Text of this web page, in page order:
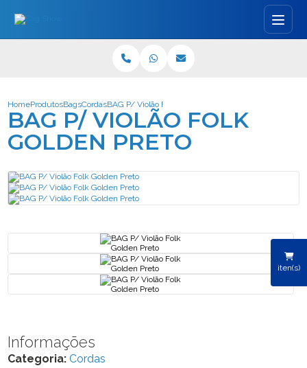
iten(s)
HomeProdutosBagsCordasBAG P/ Violão Folk Golden Preto
BAG P/ VIOLÃO FOLK
GOLDEN PRETO
Informações
Categoria: Cordas